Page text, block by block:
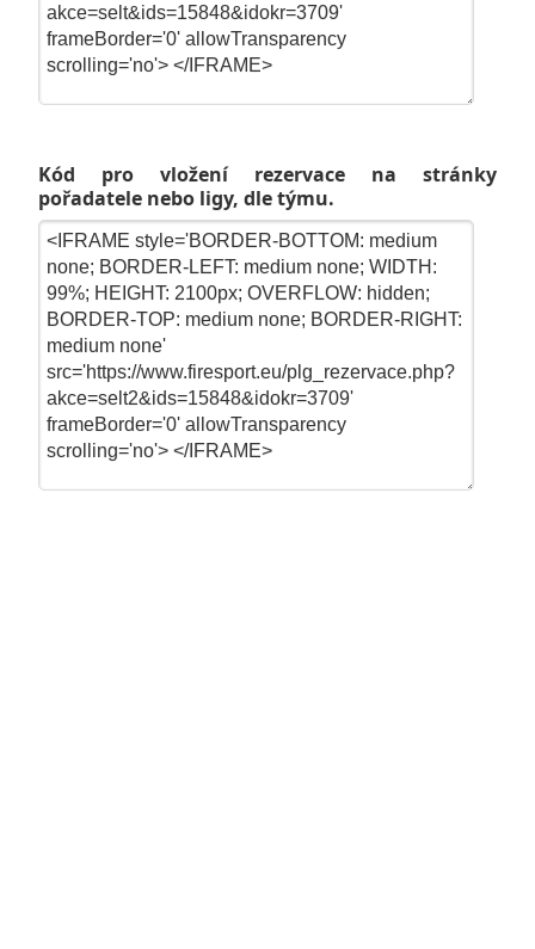
Kód pro vložení rezervace na stránky
pořadatele nebo ligy, dle týmu.